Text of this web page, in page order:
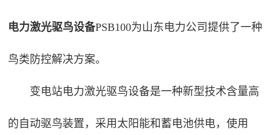
电力激光驱鸟设备PSB100为山东电力公司提供了一种
鸟类防控解决方案。
变电站电力激光驱鸟设备是一种新型技术含量高
的自动驱鸟装置，采用太阳能和蓄电池供电，使用